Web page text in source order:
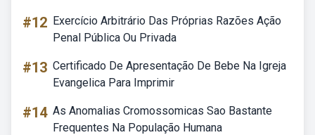
#12 Exercício Arbitrário Das Próprias Razões Ação
Penal Pública Ou Privada
#13 Certificado De Apresentação De Bebe Na Igreja
Evangelica Para Imprimir
#14 As Anomalias Cromossomicas Sao Bastante
Frequentes Na População Humana